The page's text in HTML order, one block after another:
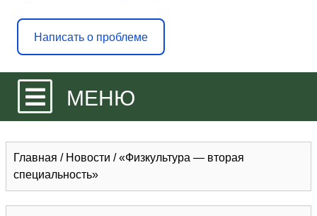
Написать о проблеме
МЕНЮ
Главная / Новости /«Физкультура — вторая
специальность»